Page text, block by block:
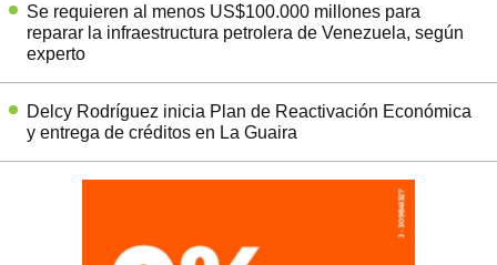
Se requieren al menos US$100.000 millones para
reparar la infraestructura petrolera de Venezuela, según
experto
Delcy Rodríguez inicia Plan de Reactivación Económica
y entrega de créditos en La Guaira